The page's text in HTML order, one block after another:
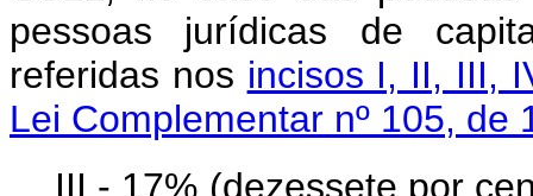
pessoas jurídicas de
referidas nos incisos I, II, III,
Lei Complementar nº 105,
III - 17% (dezessete por